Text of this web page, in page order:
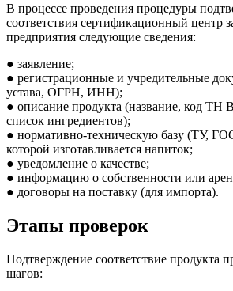
В процессе проведения процедуры
соответствия сертификационный центр
предприятия следующие сведения:
● заявление;
● регистрационные и учредительные
устава, ОГРН, ИНН);
● описание продукта (название, код ТН
список ингредиентов);
● нормативно-техническую базу (ТУ,
которой изготавливается напиток;
● уведомление о качестве;
● информацию о собственности или
● договоры на поставку (для импорта).
Этапы проверок
Подтверждение соответствие продукта
шагов: